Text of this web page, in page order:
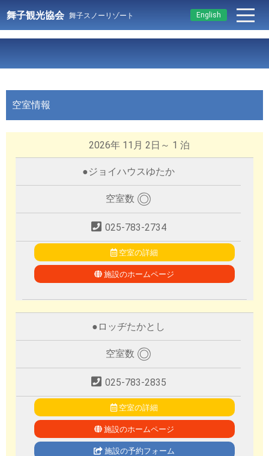
English
舞子観光協会 舞子スノーリゾート
空室情報
2026年 11月 2日～ 1 泊
●ジョイハウスゆたか
空室数 ◎
025-783-2734
空室の詳細
施設のホームページ
● ロッヂたかとし
空室数 ◎
025-783-2835
空室の詳細
施設のホームページ
施設の予約フォーム